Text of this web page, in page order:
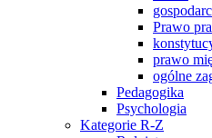
Prawo
prawo
ogólne
Pedagogika
Psychologia
Kategorie R-Z